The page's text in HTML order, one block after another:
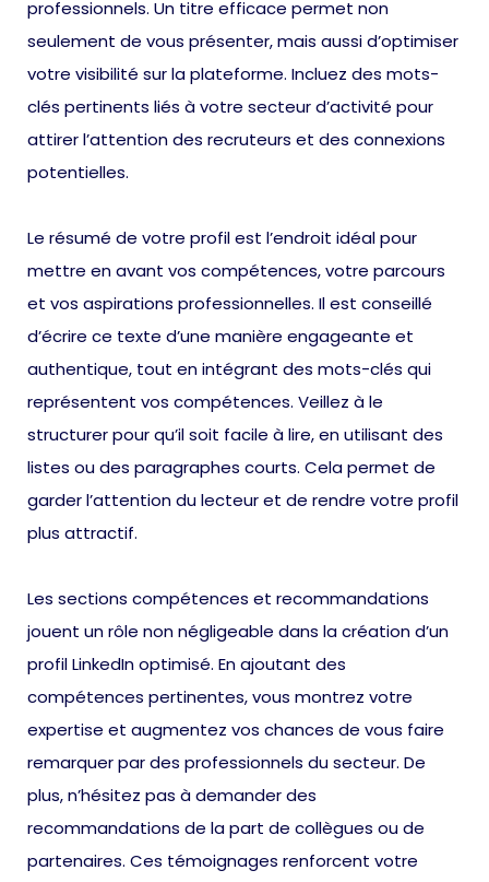
professionnels. Un titre efficace permet non
seulement de vous présenter, mais aussi d’optimiser
votre visibilité sur la plateforme. Incluez des mots-
clés pertinents liés à votre secteur d’activité pour
attirer l’attention des recruteurs et des connexions
potentielles.
Le résumé de votre profil est l’endroit idéal pour
mettre en avant vos compétences, votre parcours
et vos aspirations professionnelles. Il est conseillé
d’écrire ce texte d’une manière engageante et
authentique, tout en intégrant des mots-clés qui
représentent vos compétences. Veillez à le
structurer pour qu’il soit facile à lire, en utilisant des
listes ou des paragraphes courts. Cela permet de
garder l’attention du lecteur et de rendre votre profil
plus attractif.
Les sections compétences et recommandations
jouent un rôle non négligeable dans la création d’un
profil LinkedIn optimisé. En ajoutant des
compétences pertinentes, vous montrez votre
expertise et augmentez vos chances de vous faire
remarquer par des professionnels du secteur. De
plus, n’hésitez pas à demander des
recommandations de la part de collègues ou de
partenaires. Ces témoignages renforcent votre